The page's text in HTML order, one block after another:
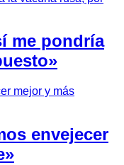
me pondría
envejecer